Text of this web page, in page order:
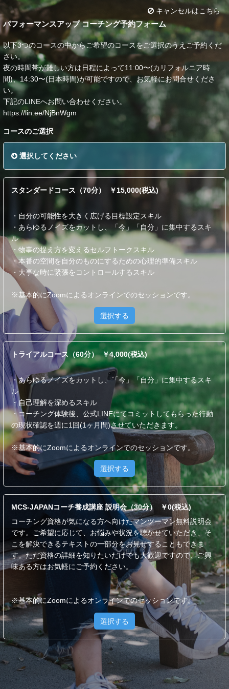
キャンセルはこちら
パフォーマンスアップ コーチング予約フォーム
以下3つのコースの中からご希望のコースをご選択のうえご予約くだ
さい。
夜の時間帯が難しい方は日程によって11:00〜(カリフォルニア時
間)、14:30〜(日本時間)が可能ですので、お気軽にお問合せくださ
い。
下記のLINEへお問い合わせください。
https://lin.ee/NjBnWgm
コースのご選択
選択してください
スタンダードコース（70分） ￥15,000(税込)
・自分の可能性を大きく広げる目標設定スキル
・あらゆるノイズをカットし、「今」「自分」に集中するスキ
ル
・物事の捉え方を変えるセルフトークスキル
・本番の空間を自分のものにするための心理的準備スキル
・大事な時に緊張をコントロールするスキル
※基本的にZoomによるオンラインでのセッションです。
選択する
トライアルコース（60分） ￥4,000(税込)
・あらゆるノイズをカットし、「今」「自分」に集中するスキ
ル
・自己理解を深めるスキル
・コーチング体験後、公式LINEにてコミットしてもらった行動
の現状確認を週に1回(1ヶ月間)させていただきます。
※基本的にZoomによるオンラインでのセッションです。
選択する
MCS-JAPANコーチ養成講座 説明会（30分） ￥0(税込)
コーチング資格が気になる方へ向けたマンツーマン無料説明会
です。ご希望に応じて、お悩みや状況を聴かせていただき、そ
こを解決できるテキストの一部分をお見せすることもできま
す。ただ資格の詳細を知りたいだけでも大歓迎ですので、ご興
味ある方はお気軽にご予約ください。
※基本的にZoomによるオンラインでのセッションです。
選択する